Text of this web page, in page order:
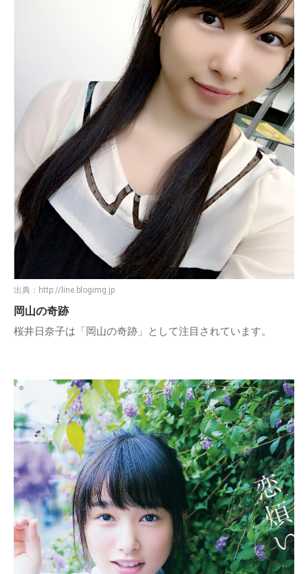
出典： http://line.blogimg.jp
岡山の奇跡
桜井日奈子は「岡山の奇跡」として注目されています。